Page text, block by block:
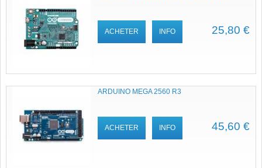
25,80 €
ACHETER INFO
ARDUINO MEGA 2560 R3
45,60 €
ACHETER INFO